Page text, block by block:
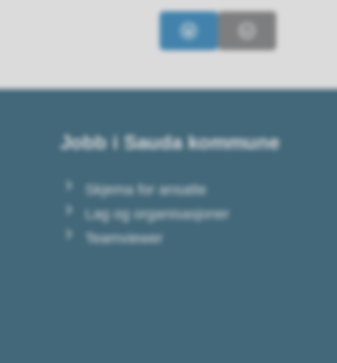
Ja Nei
Jobb i Sauda kommune
Skjema for ansatte
Lag og organisasjoner
Teamviewer